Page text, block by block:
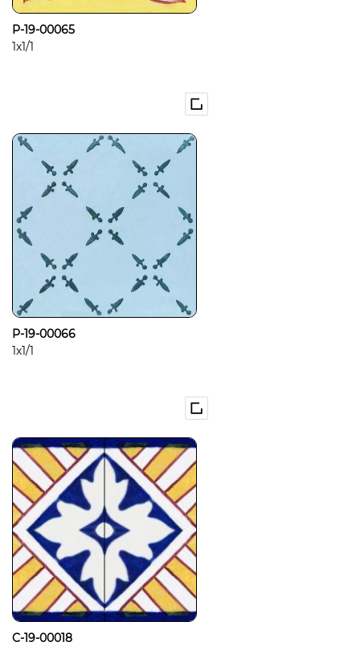
P-19-00065
1x1/1
P-19-00066
1x1/1
C-19-00018